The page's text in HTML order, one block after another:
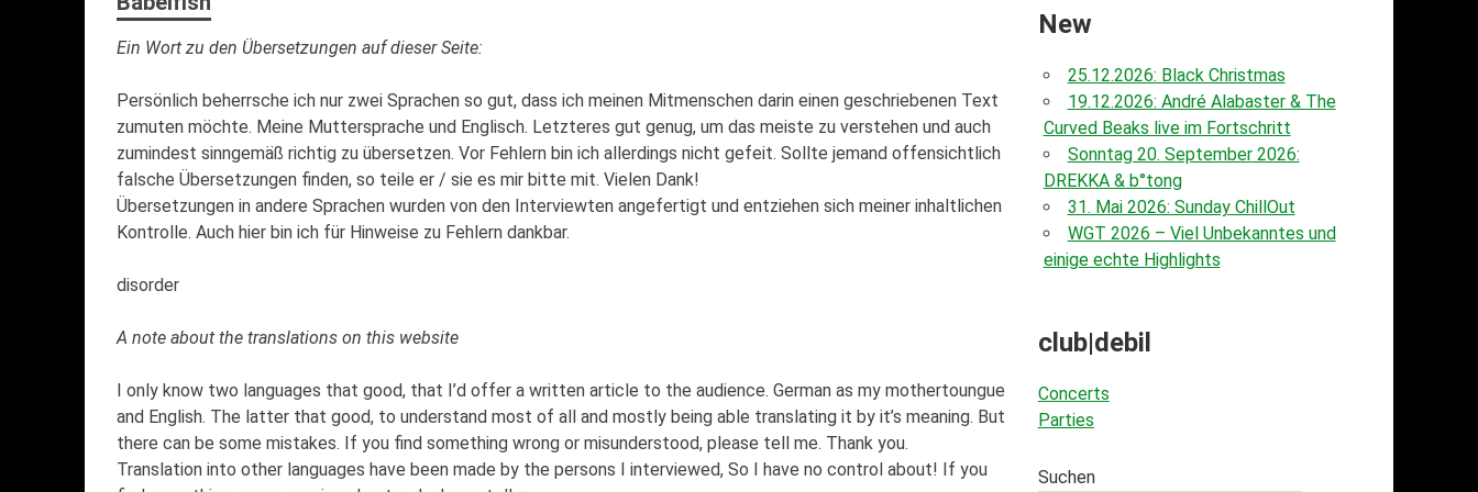
Ein Wort zu den Übersetzungen auf dieser Seite:
Persönlich beherrsche ich nur zwei Sprachen so gut, dass ich meinen Mitmenschen darin einen geschriebenen Text
zumuten möchte. Meine Muttersprache und Englisch. Letzteres gut genug, um das meiste zu verstehen und auch
zumindest sinngemäß richtig zu übersetzen. Vor Fehlern bin ich allerdings nicht gefeit. Sollte jemand offensichtlich
falsche Übersetzungen finden, so teile er / sie es mir bitte mit. Vielen Dank!
Übersetzungen in andere Sprachen wurden von den Interviewten angefertigt und entziehen sich meiner inhaltlichen
Kontrolle. Auch hier bin ich für Hinweise zu Fehlern dankbar.
disorder
A note about the translations on this website
I only know two languages that good, that I’d offer a written article to the audience. German as my mothertoungue
and English. The latter that good, to understand most of all and mostly being able translating it by it’s meaning. But
there can be some mistakes. If you find something wrong or misunderstood, please tell me. Thank you.
Translation into other languages have been made by the persons I interviewed, So I have no control about! If you
New
25.12.2026: Black Christmas
19.12.2026: André Alabaster & The
Curved Beaks live im Fortschritt
Sonntag 20. September 2026:
DREKKA & b°tong
31. Mai 2026: Sunday ChillOut
WGT 2026 – Viel Unbekanntes und
einige echte Highlights
club|debil
Concerts
Parties
Suchen